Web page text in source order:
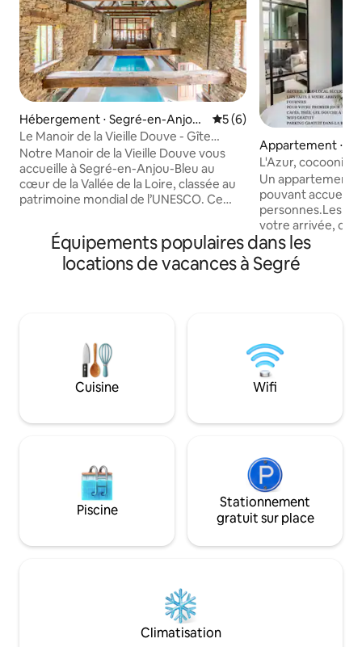
Hébergement ⋅ Segré-en-Anjou
Bleu
Évaluation moyenne sur
5 (6)
Le Manoir de la Vieille Douve - Gîte
Bramley
Notre Manoir de la Vieille Douve vous
accueille à Segré-en-Anjou-Bleu au
cœur de la Vallée de la Loire, classée au
patrimoine mondial de l’UNESCO. Ce
idéal pour tous, intimiste pour les
amoureux en quête de ressourcement,
chaleureux et festif pour y partager des
Appartement ⋅
jou Bleu
L'Azur,
séjour
Un appartement
pouvant accueillir
personnes.Les
votre arrivée,
élégamment
cuisine,
équipée, est
sûr le wifi inclus
tranquillité.Pour
local sécurisé est
Équipements populaires dans les
locations de vacances à Segré
Cuisine Wifi
Piscine
Stationnement
gratuit sur place
Climatisation